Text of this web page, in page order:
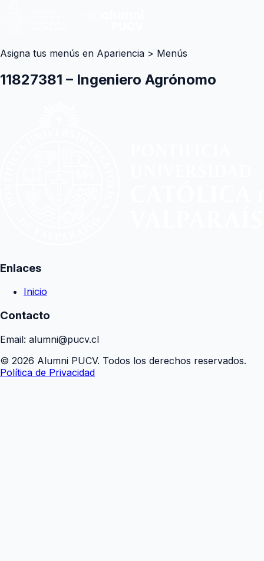
Asigna tus menús en Apariencia > Menús
11827381 – Ingeniero Agrónomo
Enlaces
Inicio
Contacto
Email: alumni@pucv.cl
© 2026 Alumni PUCV. Todos los derechos reservados.
Política de Privacidad